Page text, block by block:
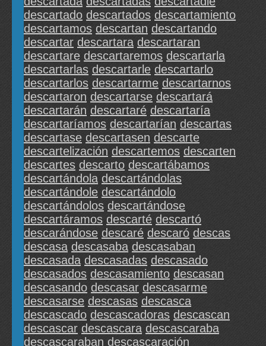
descartado descartados descartamiento
descartamos descartan descartando
descartar descartara descartaran
descartare descartaremos descartarla
descartarlas descartarle descartarlo
descartarlos descartarme descartarnos
descartaron descartarse descartará
descartarán descartaré descartaría
descartaríamos descartarían descartas
descartase descartasen descarte
descartelización descartemos descarten
descartes descarto descartábamos
descartándola descartándolas
descartándole descartándolo
descartándolos descartándose
descartáramos descarté descartó
descarándose descaré descaró descas
descasa descasaba descasaban
descasada descasadas descasado
descasados descasamiento descasan
descasando descasar descasarme
descasarse descasas descasca
descascado descascadoras descascan
descascar descascara descascaraba
descascaraban descascaración